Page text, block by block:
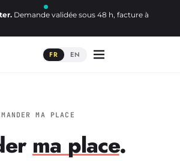
Demande validée sous 48 h, facture à
FR EN
MA PLACE
ma place.